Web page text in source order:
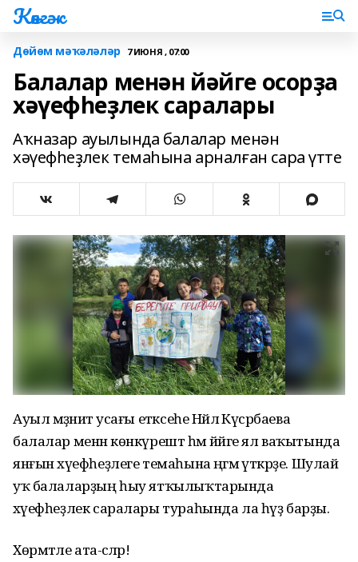
Көнгәк
Дөйөм мәҡәләләр 7 ИЮНЯ , 07:00
Балалар менән йәйге осорҙа
хәүефһеҙлек саралары
Аҡназар ауылында балалар менән
хәүефһеҙлек темаһына арналған сара үтте
Ауыл мәҙәниәт усағы етәксеһе Нәйлә Күсәрбаева
балалар менән көнкүрештә һәм йәйге ял ваҡытында
янғын хәүефһеҙлеге темаһына әңгәмә үткәрҙе. Шулай
уҡ балаларҙың һыу ятҡылыҡтарында
хәүефһеҙлек саралары тураһында ла һүҙ барҙы.
Хөрмәтле ата-әсәләр!